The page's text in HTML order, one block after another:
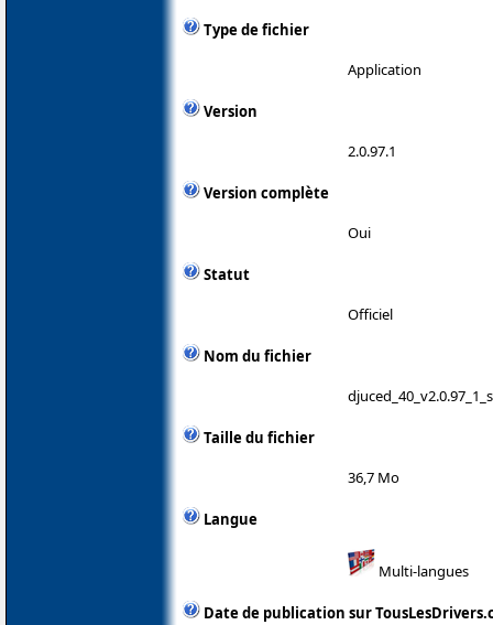
Type de fichier
Application
Version
2.0.97.1
Version complète
Oui
Statut
Officiel
Nom du fichier
Taille du fichier
36,7 Mo
Langue
Multi-langues
Date de publication sur